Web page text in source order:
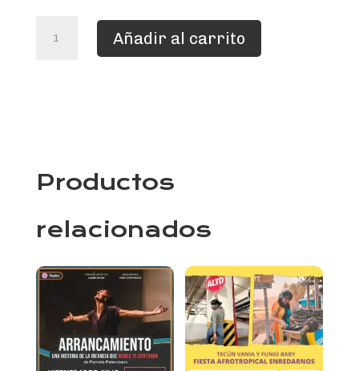
CAMISETA
TRIPULANTESAñadir al carrito
Productos
relacionados